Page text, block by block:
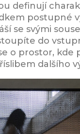
definují
postupné
se svými
do
o prostor, kde
dalšího